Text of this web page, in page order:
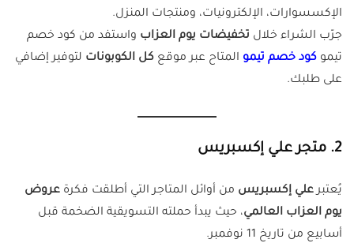
الإكسسوارات، الإلكترونيات، ومنتجات المنزل.
جرّب الشراء خلال تخفيضات يوم العزاب واستفد من كود خصم
تيمو كود خصم تيمو المتاح عبر موقع كل الكوبونات لتوفير إضافي
على طلبك.
2. متجر علي إكسبريس
يُعتبرعلي إكسبريس من أوائل المتاجر التي أطلقت فكرة عروض
يوم العزاب العالمي، حيث يبدأ حملته التسويقية الضخمة قبل
أسابيع من تاريخ 11 نوفمبر.